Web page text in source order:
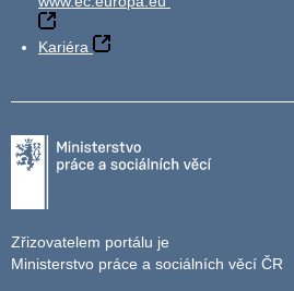
Kariéra
Zřizovatelem portálu je
Ministerstvo práce a sociálních věcí ČR